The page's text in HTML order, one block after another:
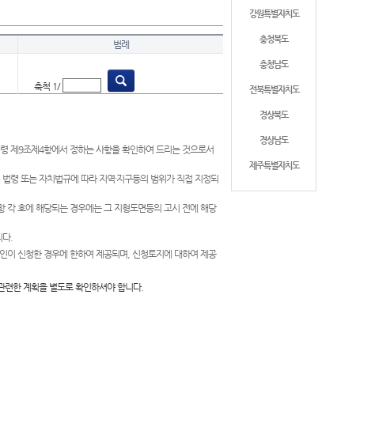
강원특별자치도
충청북도
충청남도
전북특별자치도
경상북도
경상남도
제주특별자치도
범례
축척 1/
제9조제4항에서 정하는 사항을 확인하여 드리는 것으로서
령 또는 자치법규에 따라 지역·지구등의 범위가 직접 지정되
각 호에 해당되는 경우에는 그 지형도면등의 고시 전에 해당
.
이 신청한 경우에 한하여 제공되며, 신청토지에 대하여 제공
한 계획을 별도로 확인하셔야 합니다.